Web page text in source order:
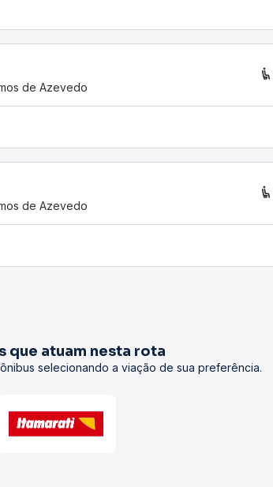
de Azevedo
de Azevedo
que atuam nesta rota
selecionando a viação de sua preferência.